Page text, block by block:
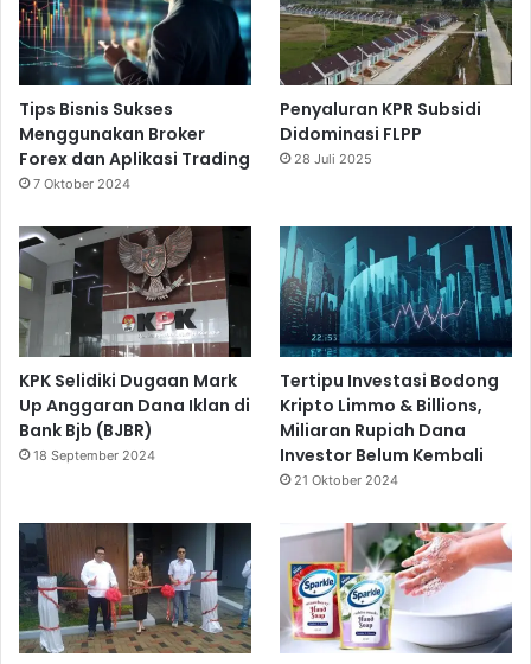
Tips Bisnis Sukses
Menggunakan Broker
Forex dan Aplikasi Trading
7 Oktober 2024
Penyaluran KPR Subsidi
Didominasi FLPP
28 Juli 2025
KPK Selidiki Dugaan Mark
Up Anggaran Dana Iklan di
Bank Bjb (BJBR)
18 September 2024
Tertipu Investasi Bodong
Kripto Limmo & Billions,
Miliaran Rupiah Dana
Investor Belum Kembali
21 Oktober 2024